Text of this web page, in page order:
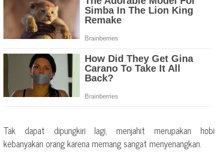
Tak dapat dipungkiri lagi, menjahit merupakan hobi
kebanyakan orang karena memang sangat menyenangkan.